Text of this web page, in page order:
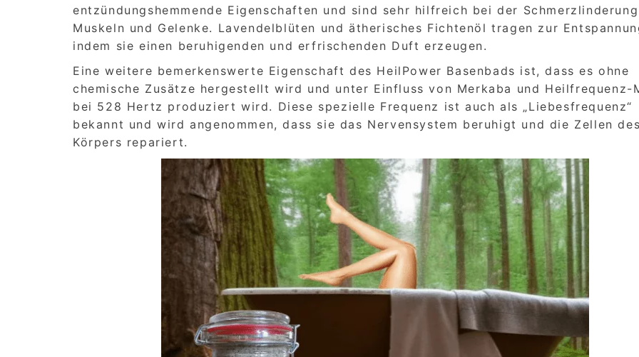
entzündungshemmende Eigenschaften und sind sehr hilfreich bei der
Muskeln und Gelenke. Lavendelblüten und ätherisches Fichtenöl tragen zur
indem sie einen beruhigenden und erfrischenden Duft erzeugen.
Eine weitere bemerkenswerte Eigenschaft des HeilPower Basenbads ist, dass es ohne
chemische Zusätze hergestellt wird und unter Einfluss von Merkaba und Heilfrequenz-
bei 528 Hertz produziert wird. Diese spezielle Frequenz ist auch als „Liebesfrequenz“
bekannt und wird angenommen, dass sie das Nervensystem beruhigt und die Zellen
Körpers repariert.